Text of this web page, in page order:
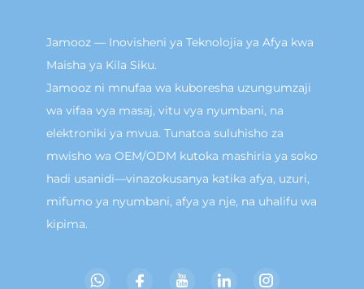
Jamooz — Inovisheni ya Teknolojia ya Afya kwa
Maisha ya Kila Siku.
Jamooz ni mnufaa wa kuboresha uzungumzaji
wa vifaa vya masaj, vitu vya nyumbani, na
elektroniki ya mvua. Tunatoa suluhisho za
mwisho wa OEM/ODM kutoka mashiria ya soko
hadi usanidi—vinazokusanya katika afya, uzuri,
mifumo ya nyumbani, afya ya nje, na uhalifu wa
kipima.